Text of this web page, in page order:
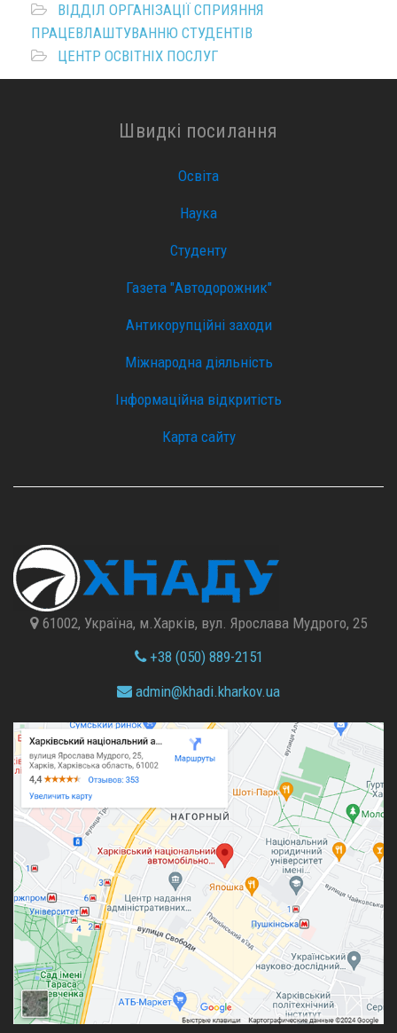
ВІДДІЛ ОРГАНІЗАЦІЇ СПРИЯННЯ
ПРАЦЕВЛАШТУВАННЮ СТУДЕНТІВ
ЦЕНТР ОСВІТНІХ ПОСЛУГ
Швидкі посилання
Освіта
Наука
Студенту
Газета "Автодорожник"
Антикорупційні заходи
Міжнародна діяльність
Інформаційна відкритість
Карта сайту
61002, Україна, м.Харків, вул. Ярослава Мудрого, 25
+38 (050) 889-2151
admin@khadi.kharkov.ua